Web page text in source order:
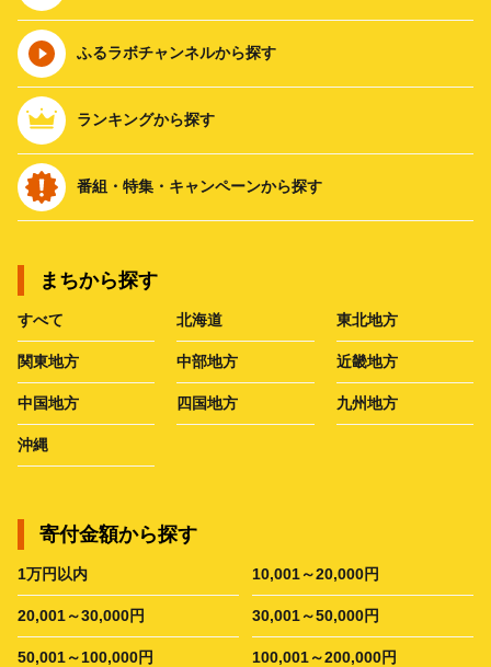
ふるラボチャンネルから探す
ランキングから探す
番組・特集・キャンペーンから探す
まちから探す
すべて 北海道 東北地方
関東地方 中部地方 近畿地方
中国地方 四国地方 九州地方
沖縄
寄付金額から探す
1万円以内 10,001～20,000円
20,001～30,000円 30,001～50,000円
50,001～100,000円 100,001～200,000円